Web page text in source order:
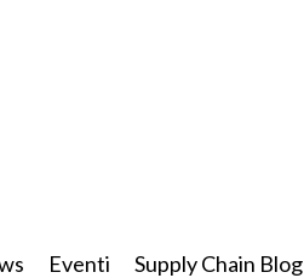
Eventi Supply Chain Blog